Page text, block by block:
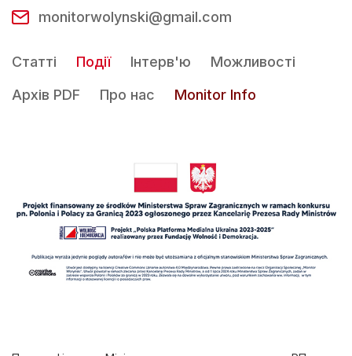
monitorwolynski@gmail.com
Статті Події Інтерв'ю
Можливості
Архів PDF
Про нас Monitor Info